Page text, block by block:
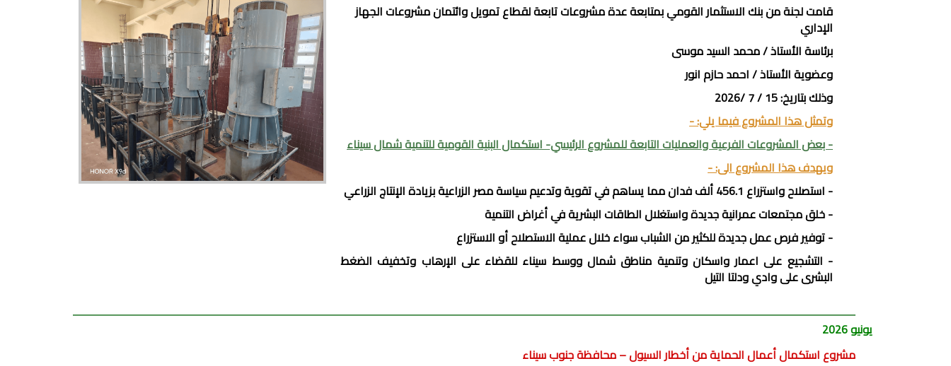
قامت لجنة من بنك الاستثمار القومي بمتابعة عدة مشروعات تابعة لقطاع تمويل وائتمان مشروعات الجهاز
الإداري
برئاسة الأستاذ / محمد السيد موسى
وعضوية الأستاذ / احمد حازم انور
وذلك بتاريخ: 15 / 7 /2026
وتمثل هذا المشروع فيما يلي: -
- بعض المشروعات الفرعية والعمليات التابعة للمشروع الرئيسي- استكمال البنية القومية للتنمية شمال سيناء
ويهدف هذا المشروع الى: -
- استصلاح واستزراع 456.1 ألف فدان مما يساهم في تقوية وتدعيم سياسة مصر الزراعية بزيادة الإنتاج الزراعي
- خلق مجتمعات عمرانية جديدة واستغلال الطاقات البشرية في أغراض التنمية
- توفير فرص عمل جديدة للكثير من الشباب سواء خلال عملية الاستصلاح أو الاستزراع
- التشجيع على اعمار واسكان وتنمية مناطق شمال ووسط سيناء للقضاء على الإرهاب وتخفيف الضغط
البشرى على وادي ودلتا التيل
يونيو 2026
مشروع استكمال أعمال الحماية من أخطار السيول – محافظة جنوب سيناء